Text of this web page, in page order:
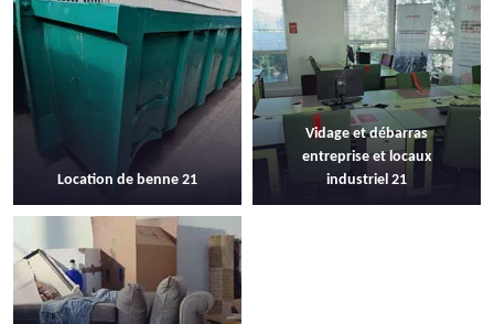
Location de benne 21
Vidage et débarras
entreprise et locaux
industriel 21